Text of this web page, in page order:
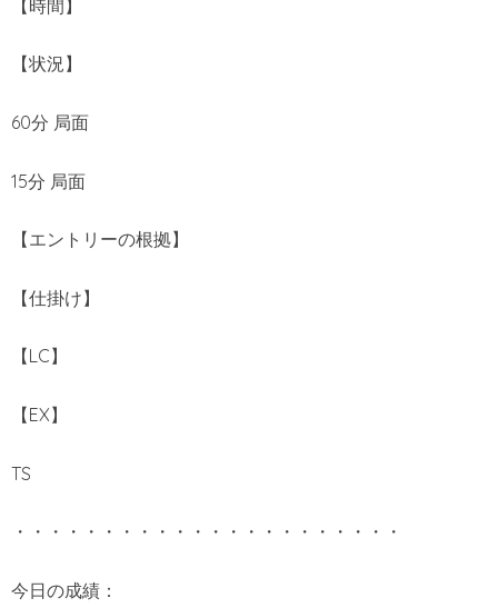
【時間】
【状況】
60分 局面
15分 局面
【エントリーの根拠】
【仕掛け】
【LC】
【EX】
TS
・・・・・・・・・・・・・・・・・・・・・・
今日の成績：